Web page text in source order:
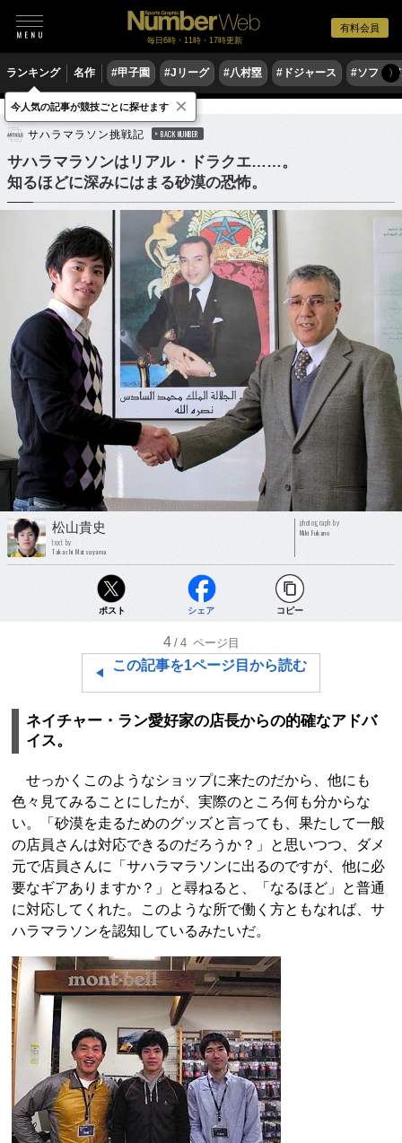
有料会員
毎日6時・11時・17時更新
ランキング 名作 #甲子園 #Jリーグ #八村塁 #ドジャース #ソフト〉
陸上 マラソン
サハラマラソン挑戦記 BACK NUMBER
サハラマラソンはリアル・ドラクエ……。
知るほどに深みにはまる砂漠の恐怖。
松山貴史
text by
Takashi Matsuyama
photograph by
Miki Fukano
ポスト シェア コピー
4 /4 ページ目
この記事を1ページ目から読む
ネイチャー・ラン愛好家の店長からの的確なアドバ
イス。
せっかくこのようなショップに来たのだから、他にも
色々見てみることにしたが、実際のところ何も分からな
い。「砂漠を走るためのグッズと言っても、果たして一般
の店員さんは対応できるのだろうか？」と思いつつ、ダメ
元で店員さんに「サハラマラソンに出るのですが、他に必
要なギアありますか？」と尋ねると、「なるほど」と普通
に対応してくれた。このような所で働く方ともなれば、サ
ハラマラソンを認知しているみたいだ。
今人気の記事が競技ごとに探せます ×